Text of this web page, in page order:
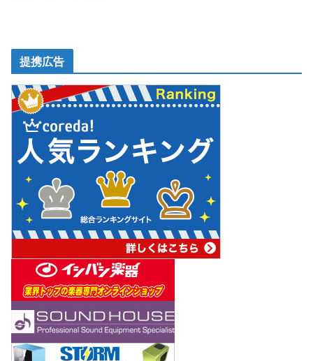
提携広告